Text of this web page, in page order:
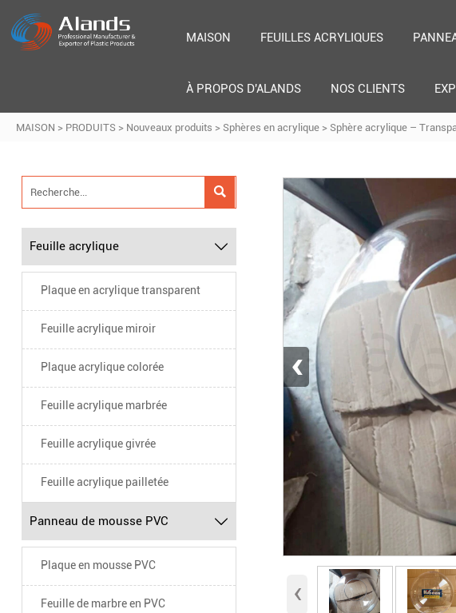
MAISON FEUILLES ACRYLIQUES
À PROPOS D'ALANDS NOS CLIENTS
MAISON > PRODUITS > Nouveaux produits > Sphères en acrylique > Sphère acrylique –

Feuille acrylique 
Plaque en acrylique transparent
Feuille acrylique miroir
Plaque acrylique colorée
Feuille acrylique marbrée
Feuille acrylique givrée
Feuille acrylique pailletée
Panneau de mousse PVC 
Plaque en mousse PVC
Feuille de marbre en PVC
‹
‹